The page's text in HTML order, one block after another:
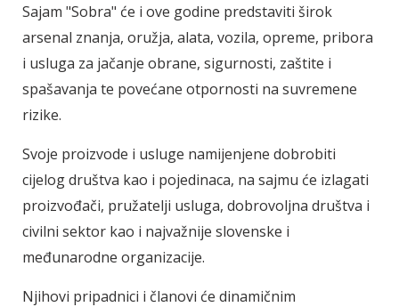
Sajam "Sobra" će i ove godine predstaviti širok
arsenal znanja, oružja, alata, vozila, opreme, pribora
i usluga za jačanje obrane, sigurnosti, zaštite i
spašavanja te povećane otpornosti na suvremene
rizike.
Svoje proizvode i usluge namijenjene dobrobiti
cijelog društva kao i pojedinaca, na sajmu će izlagati
proizvođači, pružatelji usluga, dobrovoljna društva i
civilni sektor kao i najvažnije slovenske i
međunarodne organizacije.
Njihovi pripadnici i članovi će dinamičnim